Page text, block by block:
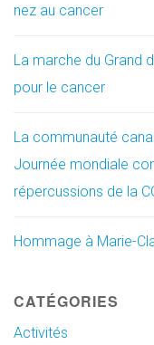
nez au cancer
La marche du Grand
pour le cancer
La communauté
Journée mondiale
répercussions de la
Hommage à Marie-
CATÉGORIES
Activités